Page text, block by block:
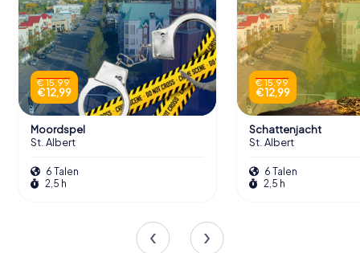
€ 15,99
€ 12,99
Moordspel
St. Albert
6 Talen
2,5 h
€ 15,99
€ 12,99
Schattenjacht
St. Albert
6 Talen
2,5 h